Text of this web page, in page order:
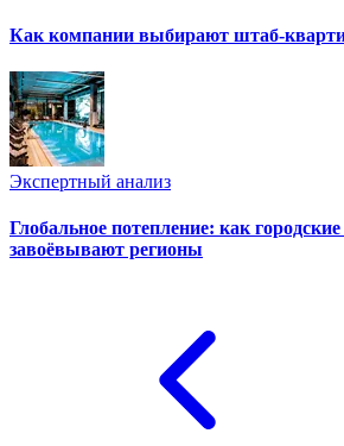
Как компании выбирают штаб-
Экспертный анализ
Глобальное потепление: как
завоёвывают регионы